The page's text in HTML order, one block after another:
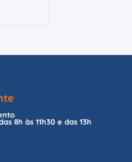
8h às 11h30 e das 13h